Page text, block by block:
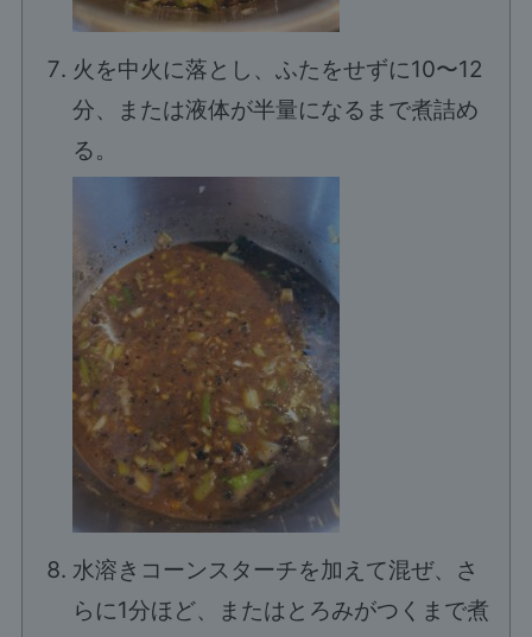
火を中火に落とし、ふたをせずに10〜12
分、または液体が半量になるまで煮詰め
る。
水溶きコーンスターチを加えて混ぜ、さ
らに1分ほど、またはとろみがつくまで煮